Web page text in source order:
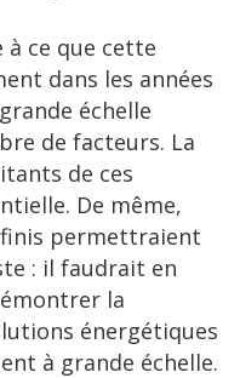
à ce que cette
dans les années
échelle
de facteurs. La
de ces
De même,
permettraient
: il faudrait en
la
énergétiques
à grande échelle.